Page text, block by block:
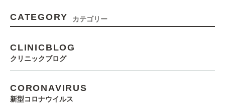
CATEGORY カテゴリー
CLINICBLOG
クリニックブログ
CORONAVIRUS
新型コロナウイルス